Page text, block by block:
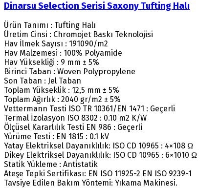
Dinarsu Selection Serisi Saxony Tufting Halı
Ürün Tanımı : Tufting Halı
Üretim Cinsi : Chromojet Baskı Teknolojisi
Hav İlmek Sayısı : 191090/m2
Hav Malzemesi : 100% Polyamide
Hav Yüksekliği : 9 mm ± 5%
Birinci Taban : Woven Polypropylene
Son Taban : Jel Taban
Toplam Yükseklik : 12,5 mm ± 5%
Toplam Ağırlık : 2040 gr/m2 ± 5%
Vettermann Testi ISO TR 10361/EN 1471 : Geçerli
Termal İzolasyon ISO 8302 : 0.10 m2 K/W
Ölçüsel Kararlılık Testi EN 986 : Geçerli
Yürüme Testi : EN 1815 : 0.1 kV
Yatay Elektriksel Dayanıklılık: ISO CD 10965 : 4×108 Ω
Dikey Elektriksel Dayanıklılık: ISO CD 10965 : 6×1010 Ω
Statik Yükleme : Antistatik
Ateşe Tepki Sertifikası: EN ISO 11925-2 EN ISO 9239-1
Tavsiye Edilen Bakım Yöntemi: Yıkama Makinesi.